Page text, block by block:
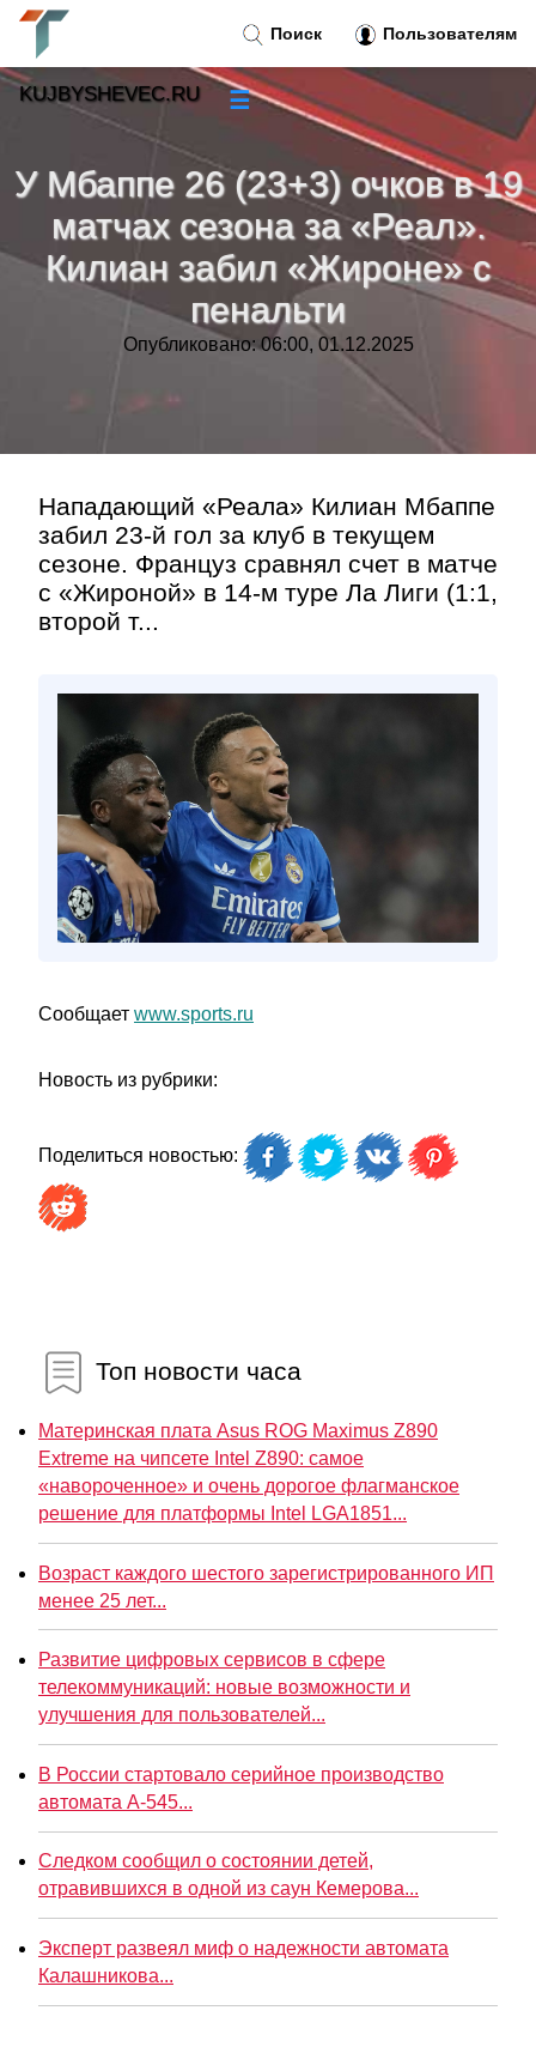
У Мбаппе 26 (23+3) очков в 19
матчах сезона за «Реал».
Килиан забил «Жироне» с
пенальти
Опубликовано: 06:00, 01.12.2025
Нападающий «Реала» Килиан Мбаппе
забил 23-й гол за клуб в текущем
сезоне. Француз сравнял счет в матче
с «Жироной» в 14-м туре Ла Лиги (1:1,
второй т...
Сообщает www.sports.ru
Новость из рубрики:
Поделиться новостью:
Топ новости часа
Материнская плата Asus ROG Maximus Z890
Extreme на чипсете Intel Z890: самое
«навороченное» и очень дорогое флагманское
решение для платформы Intel LGA1851...
Возраст каждого шестого зарегистрированного ИП
менее 25 лет...
Развитие цифровых сервисов в сфере
телекоммуникаций: новые возможности и
улучшения для пользователей...
В России стартовало серийное производство
автомата А-545...
Следком сообщил о состоянии детей,
отравившихся в одной из саун Кемерова...
Эксперт развеял миф о надежности автомата
Калашникова...
Поиск Пользователям
KUJBYSHEVEC.RU ☰
Новости
Тренды новостей»
Рубрики»
»